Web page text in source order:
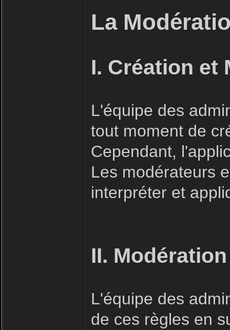
La
I. Création et
L'équipe des
tout moment de
Cependant,
Les modérateurs
interpréter et
II.
L'équipe des
de ces règles en